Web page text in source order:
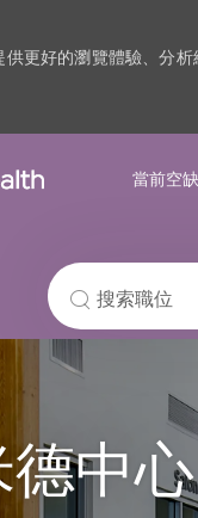
更好的瀏覽體驗、分
當前空
搜
索
職
名
稱中心